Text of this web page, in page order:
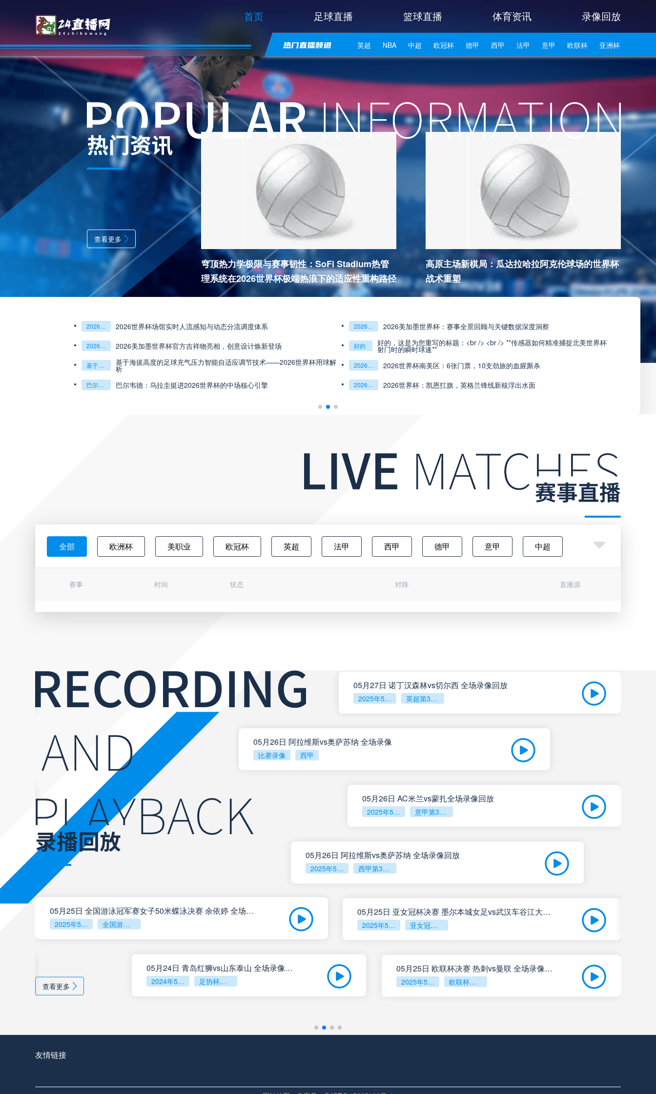
首页 足球直播 篮球直播 体育资讯 录像回放
英超 NBA 中超 欧冠杯 德甲 西甲 法甲 意甲 欧联杯 亚洲杯
穹顶热力学极限与赛事韧性：SoFi Stadium热管
理系统在2026世界杯极端热浪下的适应性重构路径
高原主场新棋局：瓜达拉哈拉阿克伦球场的世界杯
战术重塑
查看更多
2026世界杯场馆实时人流感知与动态分流调度体系 2026世界杯场馆实时人流感知与动态分流调度体系 2026美加墨世界杯：赛事全景回顾与关键数据深度洞察 2026美加墨世界杯：赛事全景回顾与关键数据深度洞察
2026美加墨世界杯官方吉祥物亮相 创意设计焕新登场
2026美加墨世界杯官方吉祥物亮相，创意设计焕新登场 好的 这是为您重写的标题：<br /> <br /> **传感器如何精准捕捉北美世界杯射门时的瞬时球速**
好的，这是为您重写的标题：<br /> <br /> **传感器如何精准捕捉北美世界杯
射门时的瞬时球速**
基于海拔高度的足球充气压力智能自适应调节技术——2026世界杯用球解析 基于海拔高度的足球充气压力智能自适应调节技术——2026世界杯用球解
析 2026世界杯南美区：6张门票 10支劲旅的血腥厮杀
2026世界杯南美区：6张门票，10支劲旅的血腥厮杀
巴尔韦德：乌拉圭挺进2026世界杯的中场核心引擎 巴尔韦德：乌拉圭挺进2026世界杯的中场核心引擎 2026世界杯：凯恩扛旗 英格兰锋线新核浮出水面
2026世界杯：凯恩扛旗，英格兰锋线新核浮出水面
全部 欧洲杯 美职业 欧冠杯 英超 法甲 西甲 德甲 意甲 中超
日职联 澳超 日职乙
瑞典超 巴西杯 亚冠杯 荷甲 俄超 阿甲 芬超 挪甲 足协杯 挪超
WCBA WNBA NCAA
赛事 时间 状态 对阵 直播源
查看更多
05月27日 诺丁汉森林vs切尔西 全场录像回放
2025年5月26日 英超第38轮
05月26日 阿拉维斯vs奥萨苏纳 全场录像
比赛录像 西甲
05月26日 AC米兰vs蒙扎全场录像回放
2025年5月25日 意甲第38轮
05月26日 阿拉维斯vs奥萨苏纳 全场录像回放
2025年5月25日 西甲第38轮
05月25日 亚女冠杯决赛 墨尔本城女足vs武汉车谷江大女足 全场录像回放
2025年5月24日 亚女冠杯决赛
05月25日 欧联杯决赛 热刺vs曼联 全场录像回放
2025年5月22日 欧联杯决赛
05月25日 全国游泳冠军赛女子50米蝶泳决赛 余依婷 全场录像回放
2025年5月23日 全国游泳冠军赛女子50米蝶泳决赛
05月24日 青岛红狮vs山东泰山 全场录像回放
2024年5月21日 足协杯第3轮
友情链接